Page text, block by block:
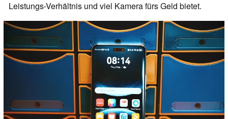
Leistungs-Verhältnis und viel Kamera fürs Geld bietet.